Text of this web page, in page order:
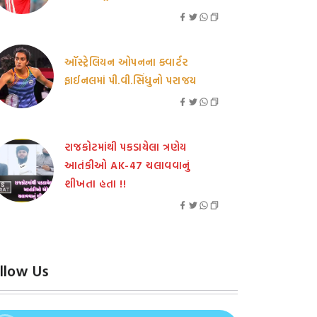
ઑસ્ટ્રેલિયન ઓપનના ક્વાર્ટર
ફાઈનલમાં પી.વી.સિંધુનો પરાજય
રાજકોટમાંથી પકડાયેલા ત્રણેય
આતંકીઓ AK-47 ચલાવવાનું
શીખતા હતા !!
Us